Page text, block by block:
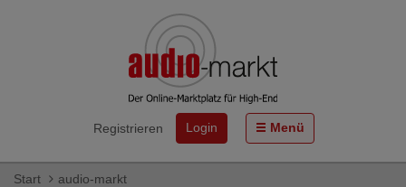
Registrieren Login Menü
Start
audio-markt